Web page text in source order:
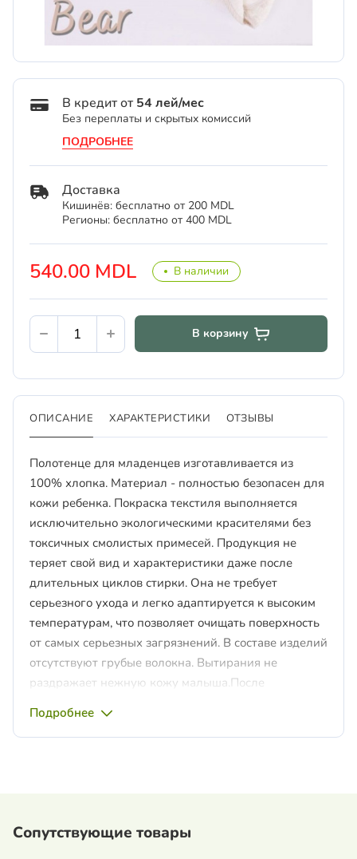
540.00 MDL В наличии
В кредит от54 лей/мес
Без переплаты и скрытых комиссий
ПОДРОБНЕЕ
Доставка
Кишинёв: бесплатно от 200 MDL
Регионы: бесплатно от 400 MDL
В корзину
ОПИСАНИЕ ХАРАКТЕРИСТИКИ ОТЗЫВЫ
Полотенце для младенцев изготавливается из
100% хлопка. Материал - полностью безопасен для
кожи ребенка. Покраска текстиля выполняется
исключительно экологическими красителями без
токсичных смолистых примесей. Продукция не
теряет свой вид и характеристики даже после
длительных циклов стирки. Она не требует
серьезного ухода и легко адаптируется к высоким
температурам, что позволяет очищать поверхность
от самых серьезных загрязнений. В составе изделий
отсутствуют грубые волокна. Вытирания не
раздражает нежную кожу малыша.После
покраснения. Махровые полотенечком можно
использовать для улучшения циркуляции крови,
влияет на кожные покровы ребенка. Ребенок после
Подробнее
Сопутствующие товары